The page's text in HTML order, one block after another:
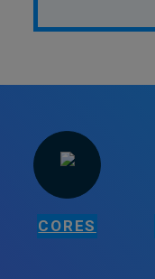
CORES